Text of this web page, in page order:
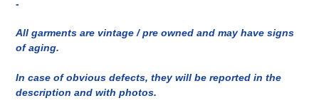
-
All garments are vintage / pre owned and may have signs
of aging.
In case of obvious defects, they will be reported in the
description and with photos.